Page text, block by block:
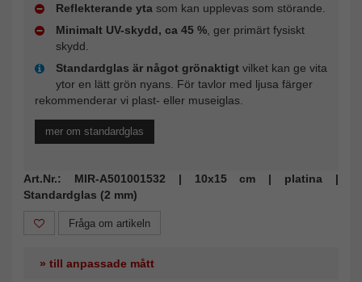
Reflekterande yta som kan upplevas som störande.
Minimalt UV-skydd, ca 45 % , ger primärt fysiskt
skydd.
Standardglas är något grönaktigt vilket kan ge vita
ytor en lätt grön nyans. För tavlor med ljusa färger
rekommenderar vi plast- eller museiglas.
mer om standardglas
Art.Nr.: MIR-A501001532 | 10x15 cm | platina |
Standardglas (2 mm)
Fråga om artikeln
» till anpassade mått